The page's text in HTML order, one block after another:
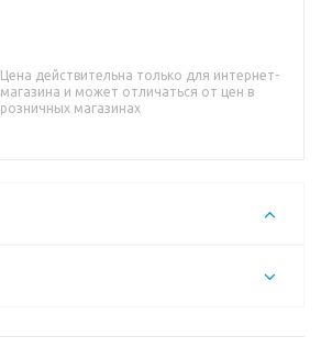
Цена действительна только для интернет-
магазина и может отличаться от цен в
розничных магазинах